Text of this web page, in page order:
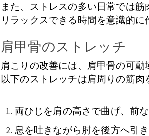
また、ストレスの多い日常では筋
リラックスできる時間を意識的
肩甲骨のストレッチ
肩こりの改善には、肩甲骨の可動
以下のストレッチは肩周りの筋肉
両ひじを肩の高さで曲げ、前
息を吐きながら肘を後方へ引